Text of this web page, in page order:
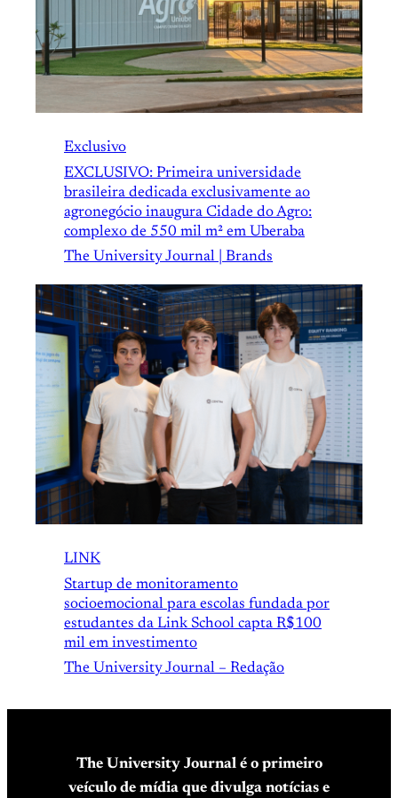
Exclusivo
EXCLUSIVO: Primeira universidade
brasileira dedicada exclusivamente ao
agronegócio inaugura Cidade do Agro:
complexo de 550 mil m² em Uberaba
The University Journal | Brands
LINK
Startup de monitoramento
socioemocional para escolas fundada por
estudantes da Link School capta R$100
mil em investimento
The University Journal – Redação
The University Journal é o primeiro
veículo de mídia que divulga notícias e